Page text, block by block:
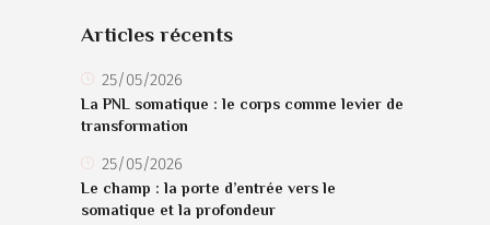
Articles récents
25/05/2026
La PNL somatique : le corps comme levier de
transformation
25/05/2026
Le champ : la porte d’entrée vers le
somatique et la profondeur